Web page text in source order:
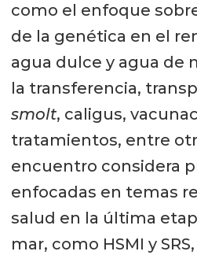
como el enfoque
de la genética en el
agua dulce y agua de
la transferencia,
smolt, caligus,
tratamientos, entre
encuentro considera
enfocadas en temas
salud en la última
mar, como HSMI y